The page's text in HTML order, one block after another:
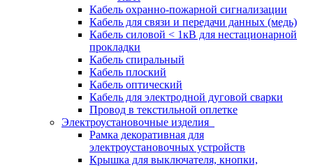
Кабель охранно-пожарной сигнализации
Кабель для связи и передачи данных (медь)
Кабель силовой < 1кВ для нестационарной
прокладки
Кабель спиральный
Кабель плоский
Кабель оптический
Кабель для электродной дуговой сварки
Провод в текстильной оплетке
Электроустановочные изделия
Рамка декоративная для
электроустановочных устройств
Крышка для выключателя, кнопки,